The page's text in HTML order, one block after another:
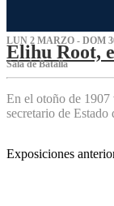
LUN 2 MARZO - DOM
Elihu Root,
Sala de Batalla
En el otoño de
secretario de
Exposiciones